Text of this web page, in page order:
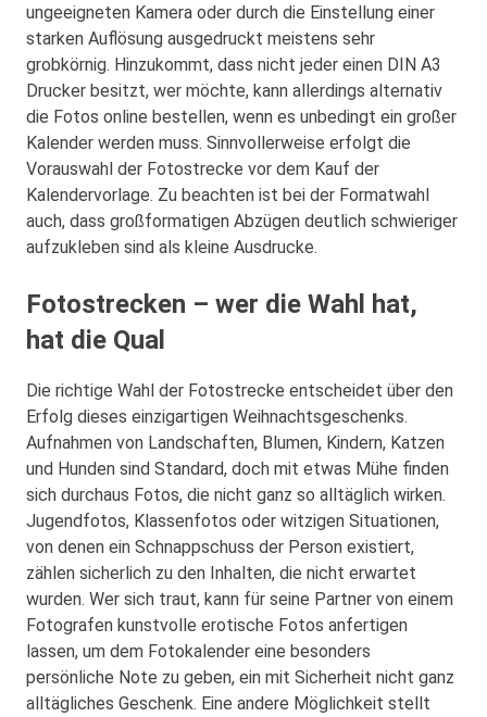
ungeeigneten Kamera oder durch die Einstellung einer
starken Auflösung ausgedruckt meistens sehr
grobkörnig. Hinzukommt, dass nicht jeder einen DIN A3
Drucker besitzt, wer möchte, kann allerdings alternativ
die Fotos online bestellen, wenn es unbedingt ein großer
Kalender werden muss. Sinnvollerweise erfolgt die
Vorauswahl der Fotostrecke vor dem Kauf der
Kalendervorlage. Zu beachten ist bei der Formatwahl
auch, dass großformatigen Abzügen deutlich schwieriger
aufzukleben sind als kleine Ausdrucke.
Fotostrecken – wer die Wahl hat,
hat die Qual
Die richtige Wahl der Fotostrecke entscheidet über den
Erfolg dieses einzigartigen Weihnachtsgeschenks.
Aufnahmen von Landschaften, Blumen, Kindern, Katzen
und Hunden sind Standard, doch mit etwas Mühe finden
sich durchaus Fotos, die nicht ganz so alltäglich wirken.
Jugendfotos, Klassenfotos oder witzigen Situationen,
von denen ein Schnappschuss der Person existiert,
zählen sicherlich zu den Inhalten, die nicht erwartet
wurden. Wer sich traut, kann für seine Partner von einem
Fotografen kunstvolle erotische Fotos anfertigen
lassen, um dem Fotokalender eine besonders
persönliche Note zu geben, ein mit Sicherheit nicht ganz
alltägliches Geschenk. Eine andere Möglichkeit stellt